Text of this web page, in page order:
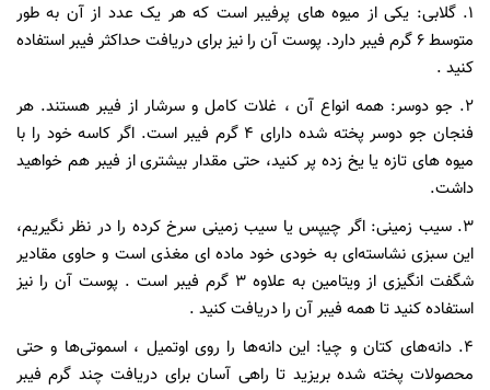
۱. گلابی: یکی از میوه های پرفیبر است که هر یک عدد از آن به طور
متوسط ۶ گرم فیبر دارد. پوست آن را نیز برای دریافت حداکثر فیبر استفاده
کنید .
۲. جو دوسر: همه انواع آن ، غلات کامل و سرشار از فیبر هستند. هر
فنجان جو دوسر پخته شده دارای ۴ گرم فیبر است. اگر کاسه خود را با
میوه های تازه یا یخ زده پر کنید، حتی مقدار بیشتری از فیبر هم خواهید
داشت.
۳. سیب زمینی: اگر چیپس یا سیب زمینی سرخ کرده را در نظر نگیریم،
این سبزی نشاسته‌ای به خودی خود ماده ای مغذی است و حاوی مقادیر
شگفت انگیزی از ویتامین به علاوه ۳ گرم فیبر است . پوست آن را نیز
استفاده کنید تا همه فیبر آن را دریافت کنید .
۴. دانه‌های کتان و چیا: این دانه‌ها را روی اوتمیل ، اسموتی‌ها و حتی
محصولات پخته شده بریزید تا راهی آسان برای دریافت چند گرم فیبر